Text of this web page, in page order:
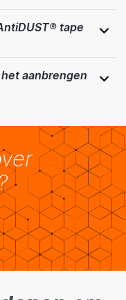
tape
aanbrengen